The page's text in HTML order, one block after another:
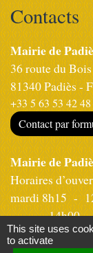
Contacts
Mairie de
36 route du
81340 Padiès -
+33 5 63 53 42 48
Contact par
Mairie de
Horaires
mardi 8h15
14h00 -
Jeudi 8h15 -
This site uses
to activate